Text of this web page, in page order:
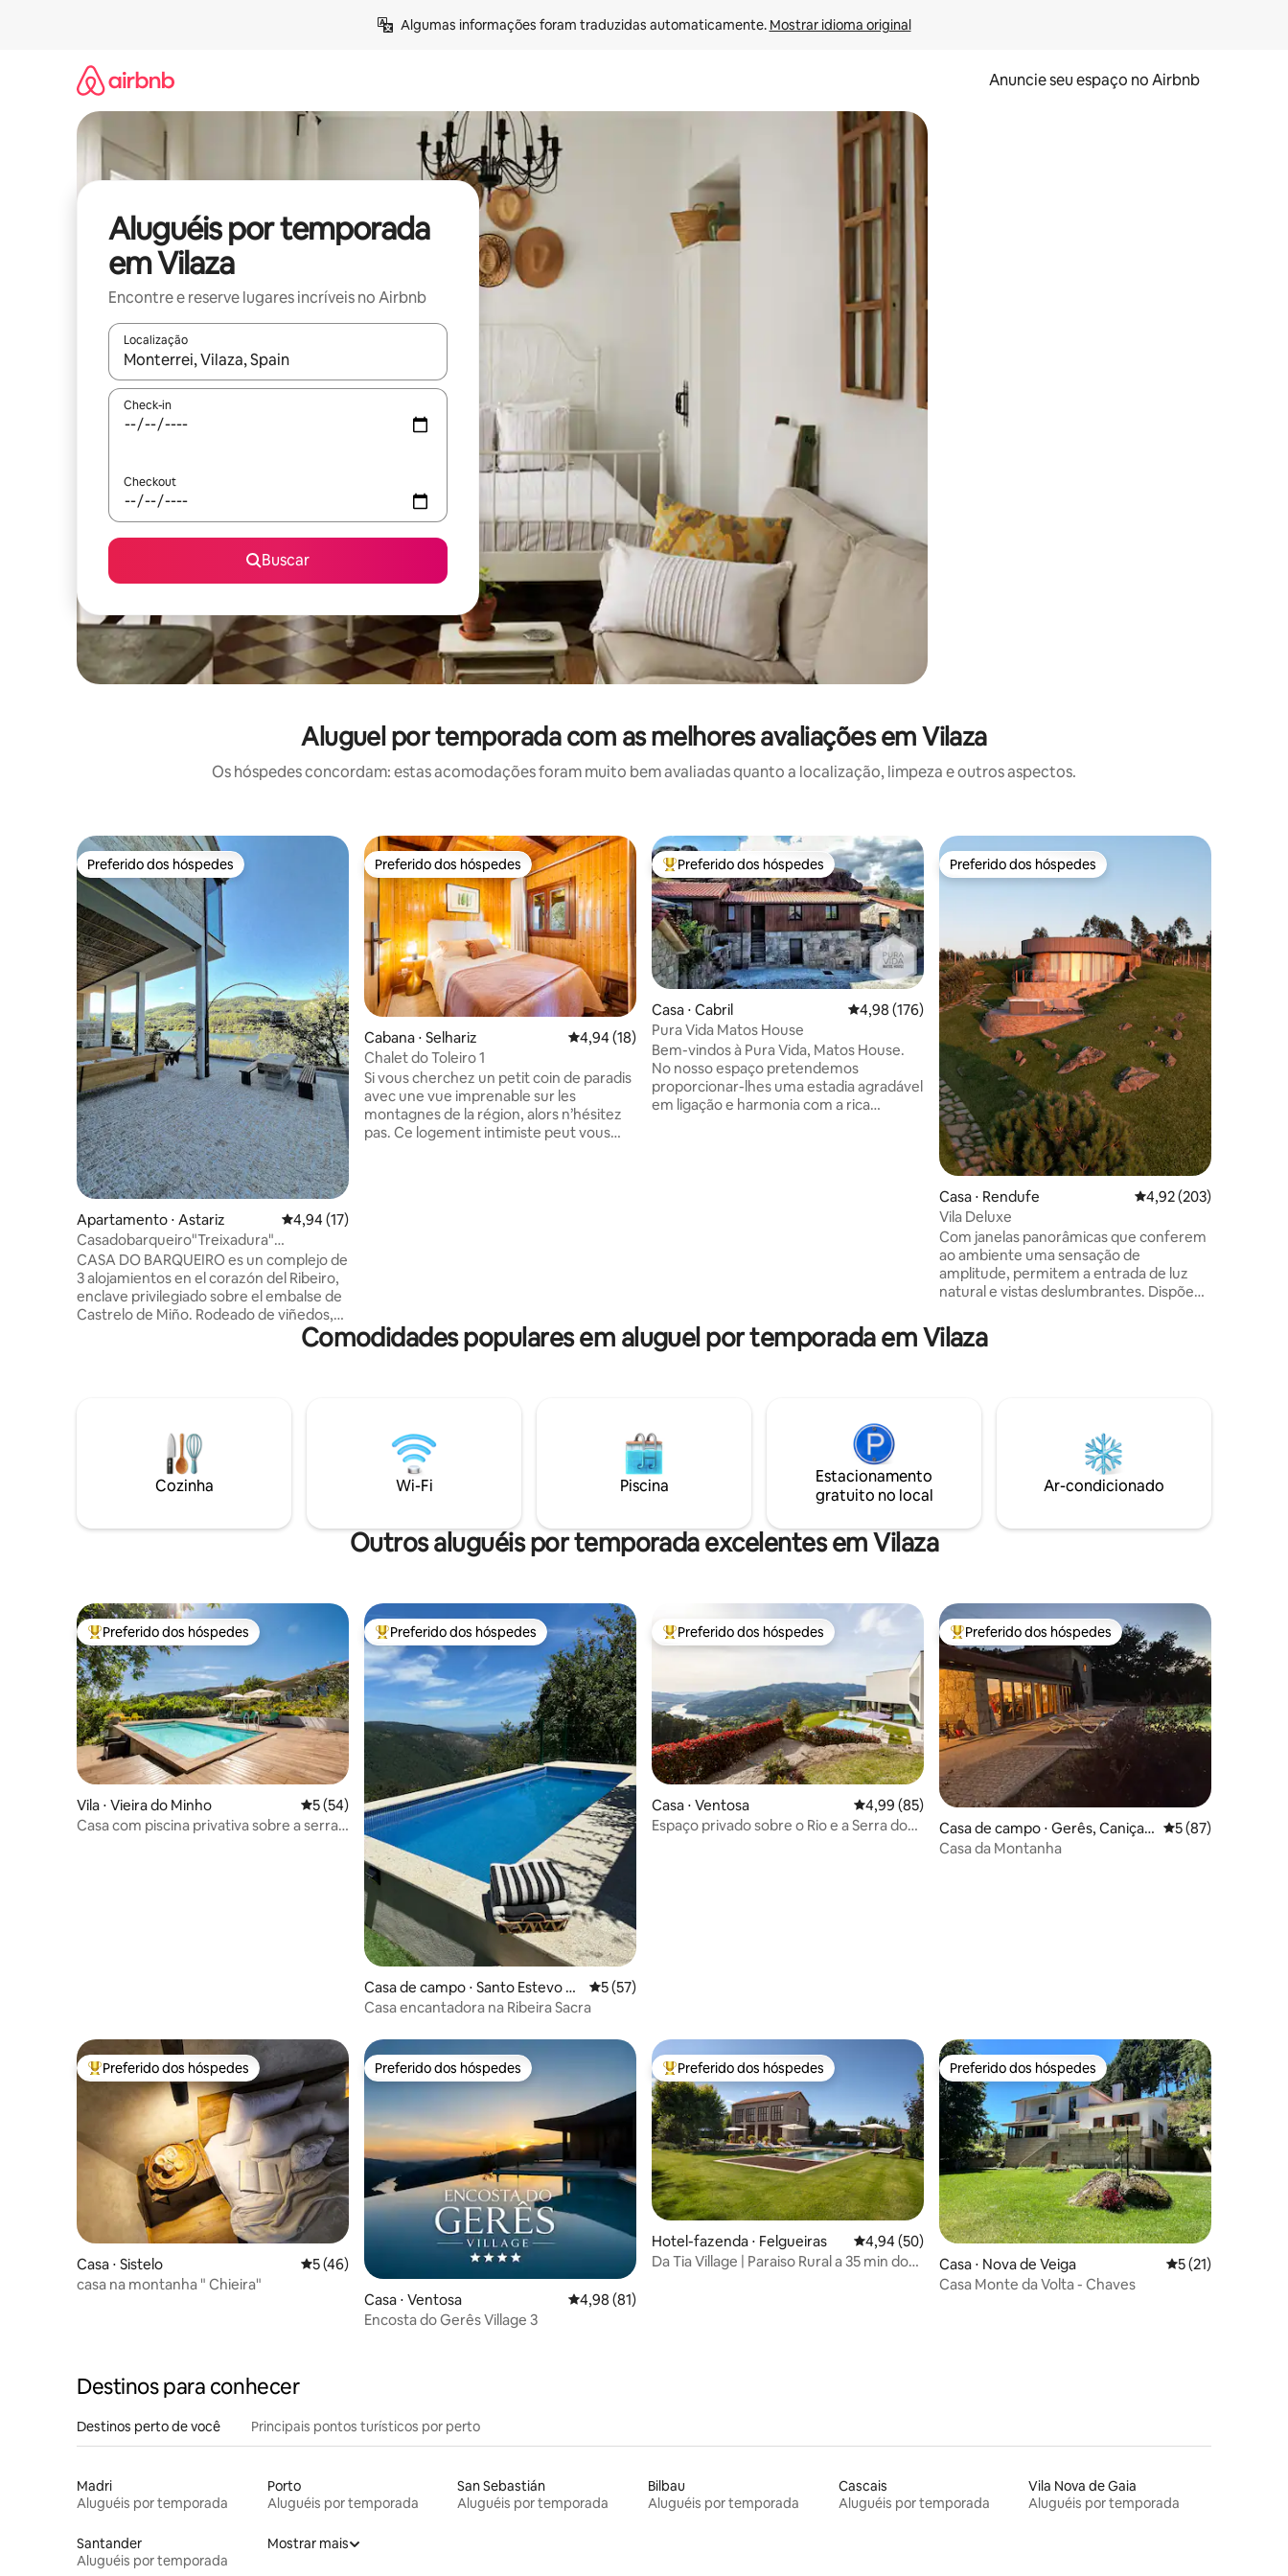
Algumas informações foram traduzidas automaticamente. Mostrar idioma original
Anuncie seu espaço no Airbnb
Aluguéis por temporada
em Vilaza
Encontre e reserve lugares incríveis no Airbnb
Localização
Quando os resultados estiverem disponíveis, explore-os usando as seta para cima e para baixo do teclado ou tocando e deslizando o dedo na tela.
Check-in
Checkout
Buscar
Aluguel por temporada com as melhores avaliações em Vilaza
Os hóspedes concordam: estas acomodações foram muito bem avaliadas quanto a localização, limpeza e outros aspectos.
Preferido dos hóspedes
Preferido dos hóspedes
Apartamento ⋅ Astariz 4,94 de uma avaliação média de 5, 17 avaliações
4,94 (17)
Casadobarqueiro"Treixadura"
Bodegas•Termas•Ourense
CASA DO BARQUEIRO es un complejo de
3 alojamientos en el corazón del Ribeiro,
enclave privilegiado sobre el embalse de
Castrelo de Miño. Rodeado de viñedos,
bodegas y aguas termales. TREIXADURA
acondicionado y calefacción TV Un lugar
para desconectar, dormir entre viñedos,
disfrutar del enoturismo y el termalismo
de Ourense.
Preferido dos hóspedes
Preferido dos hóspedes
Cabana ⋅ Selhariz 4,94 de uma avaliação média de 5, 18 avaliações
4,94 (18)
Chalet do Toleiro 1
Si vous cherchez un petit coin de paradis
avec une vue imprenable sur les
montagnes de la région, alors n’hésitez
pas. Ce logement intimiste peut vous
Entre os melhores preferidos dos hóspedes
Preferido dos hóspedes
Casa ⋅ Cabril 4,98 de uma avaliação média de 5, 176 avaliações
4,98 (176)
Pura Vida Matos House
Bem-vindos à Pura Vida, Matos House.
No nosso espaço pretendemos
proporcionar-lhes uma estadia agradável
em ligação e harmonia com a rica
Preferido dos hóspedes
Preferido dos hóspedes
Casa ⋅ Rendufe 4,92 de uma avaliação
4,92 (203)
Vila Deluxe
Com janelas panorâmicas que conferem
ao ambiente uma sensação de
amplitude, permitem a entrada de luz
natural e vistas deslumbrantes. Dispõe
refeições totalmente equipada, um
quarto independente com casa de
rodeadas por vinhas e bosques,
desfrutam de uma localização, a 10 km
do centro histórico de Guimarães
Comodidades populares em aluguel por temporada em Vilaza
Cozinha Wi-Fi Piscina
Estacionamento
gratuito no local
Ar-condicionado
Outros aluguéis por temporada excelentes em Vilaza
Entre os melhores preferidos dos hóspedes
Preferido dos hóspedes
Vila ⋅ Vieira do Minho 5 de uma avaliação média de 5, 54 avaliações
5 (54)
Casa com piscina privativa sobre a serra
Entre os melhores preferidos dos hóspedes
Preferido dos hóspedes
Casa de campo ⋅ Santo Estevo D
e Ribas de Sil
5 de uma avaliação média de 5, 57 avaliações
5 (57)
Casa encantadora na Ribeira Sacra
Entre os melhores preferidos dos hóspedes
Preferido dos hóspedes
Casa ⋅ Ventosa 4,99 de uma avaliação média de 5, 85 avaliações
4,99 (85)
Espaço privado sobre o Rio e a Serra do
Entre os melhores preferidos dos hóspedes
Preferido dos hóspedes
Casa de campo ⋅ Gerês, Caniçad
a
5 de uma
5 (87)
Casa da Montanha
Entre os melhores preferidos dos hóspedes
Preferido dos hóspedes
Casa ⋅ Sistelo 5 de uma avaliação média de 5, 46 avaliações
5 (46)
casa na montanha " Chieira"
Preferido dos hóspedes
Preferido dos hóspedes
Casa ⋅ Ventosa 4,98 de uma avaliação média de 5, 81 avaliações
4,98 (81)
Encosta do Gerês Village 3
Entre os melhores preferidos dos hóspedes
Preferido dos hóspedes
Hotel-fazenda ⋅ Felgueiras 4,94 de uma avaliação média de 5, 50 avaliações
4,94 (50)
Da Tia Village | Paraiso Rural a 35 min do
Preferido dos hóspedes
Preferido dos hóspedes
Casa ⋅ Nova de Veiga 5 de uma
5 (21)
Casa Monte da Volta - Chaves
Destinos para conhecer
Destinos perto de você Principais pontos turísticos por perto
Madri
Aluguéis por temporada
Porto
Aluguéis por temporada
San Sebastián
Aluguéis por temporada
Bilbau
Aluguéis por temporada
Cascais
Aluguéis por temporada
Vila Nova de Gaia
Aluguéis por temporada
Santander
Aluguéis por temporada
Mostrar mais